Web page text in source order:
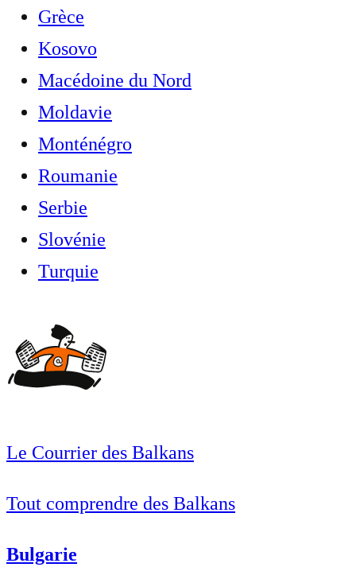
Grèce
Kosovo
Macédoine du Nord
Moldavie
Monténégro
Roumanie
Serbie
Slovénie
Turquie
Le Courrier des Balkans
Tout comprendre des Balkans
Bulgarie